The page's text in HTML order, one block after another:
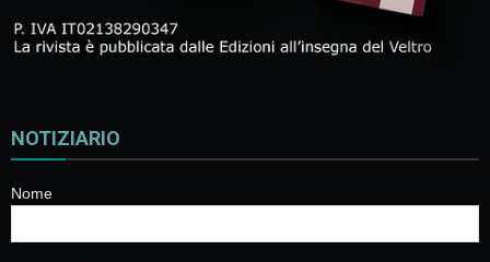
NOTIZIARIO
Nome